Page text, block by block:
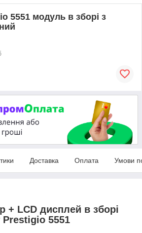
5551 модуль в зборі з
Доставка Оплата Умови
+ LCD дисплей в зборі
5551